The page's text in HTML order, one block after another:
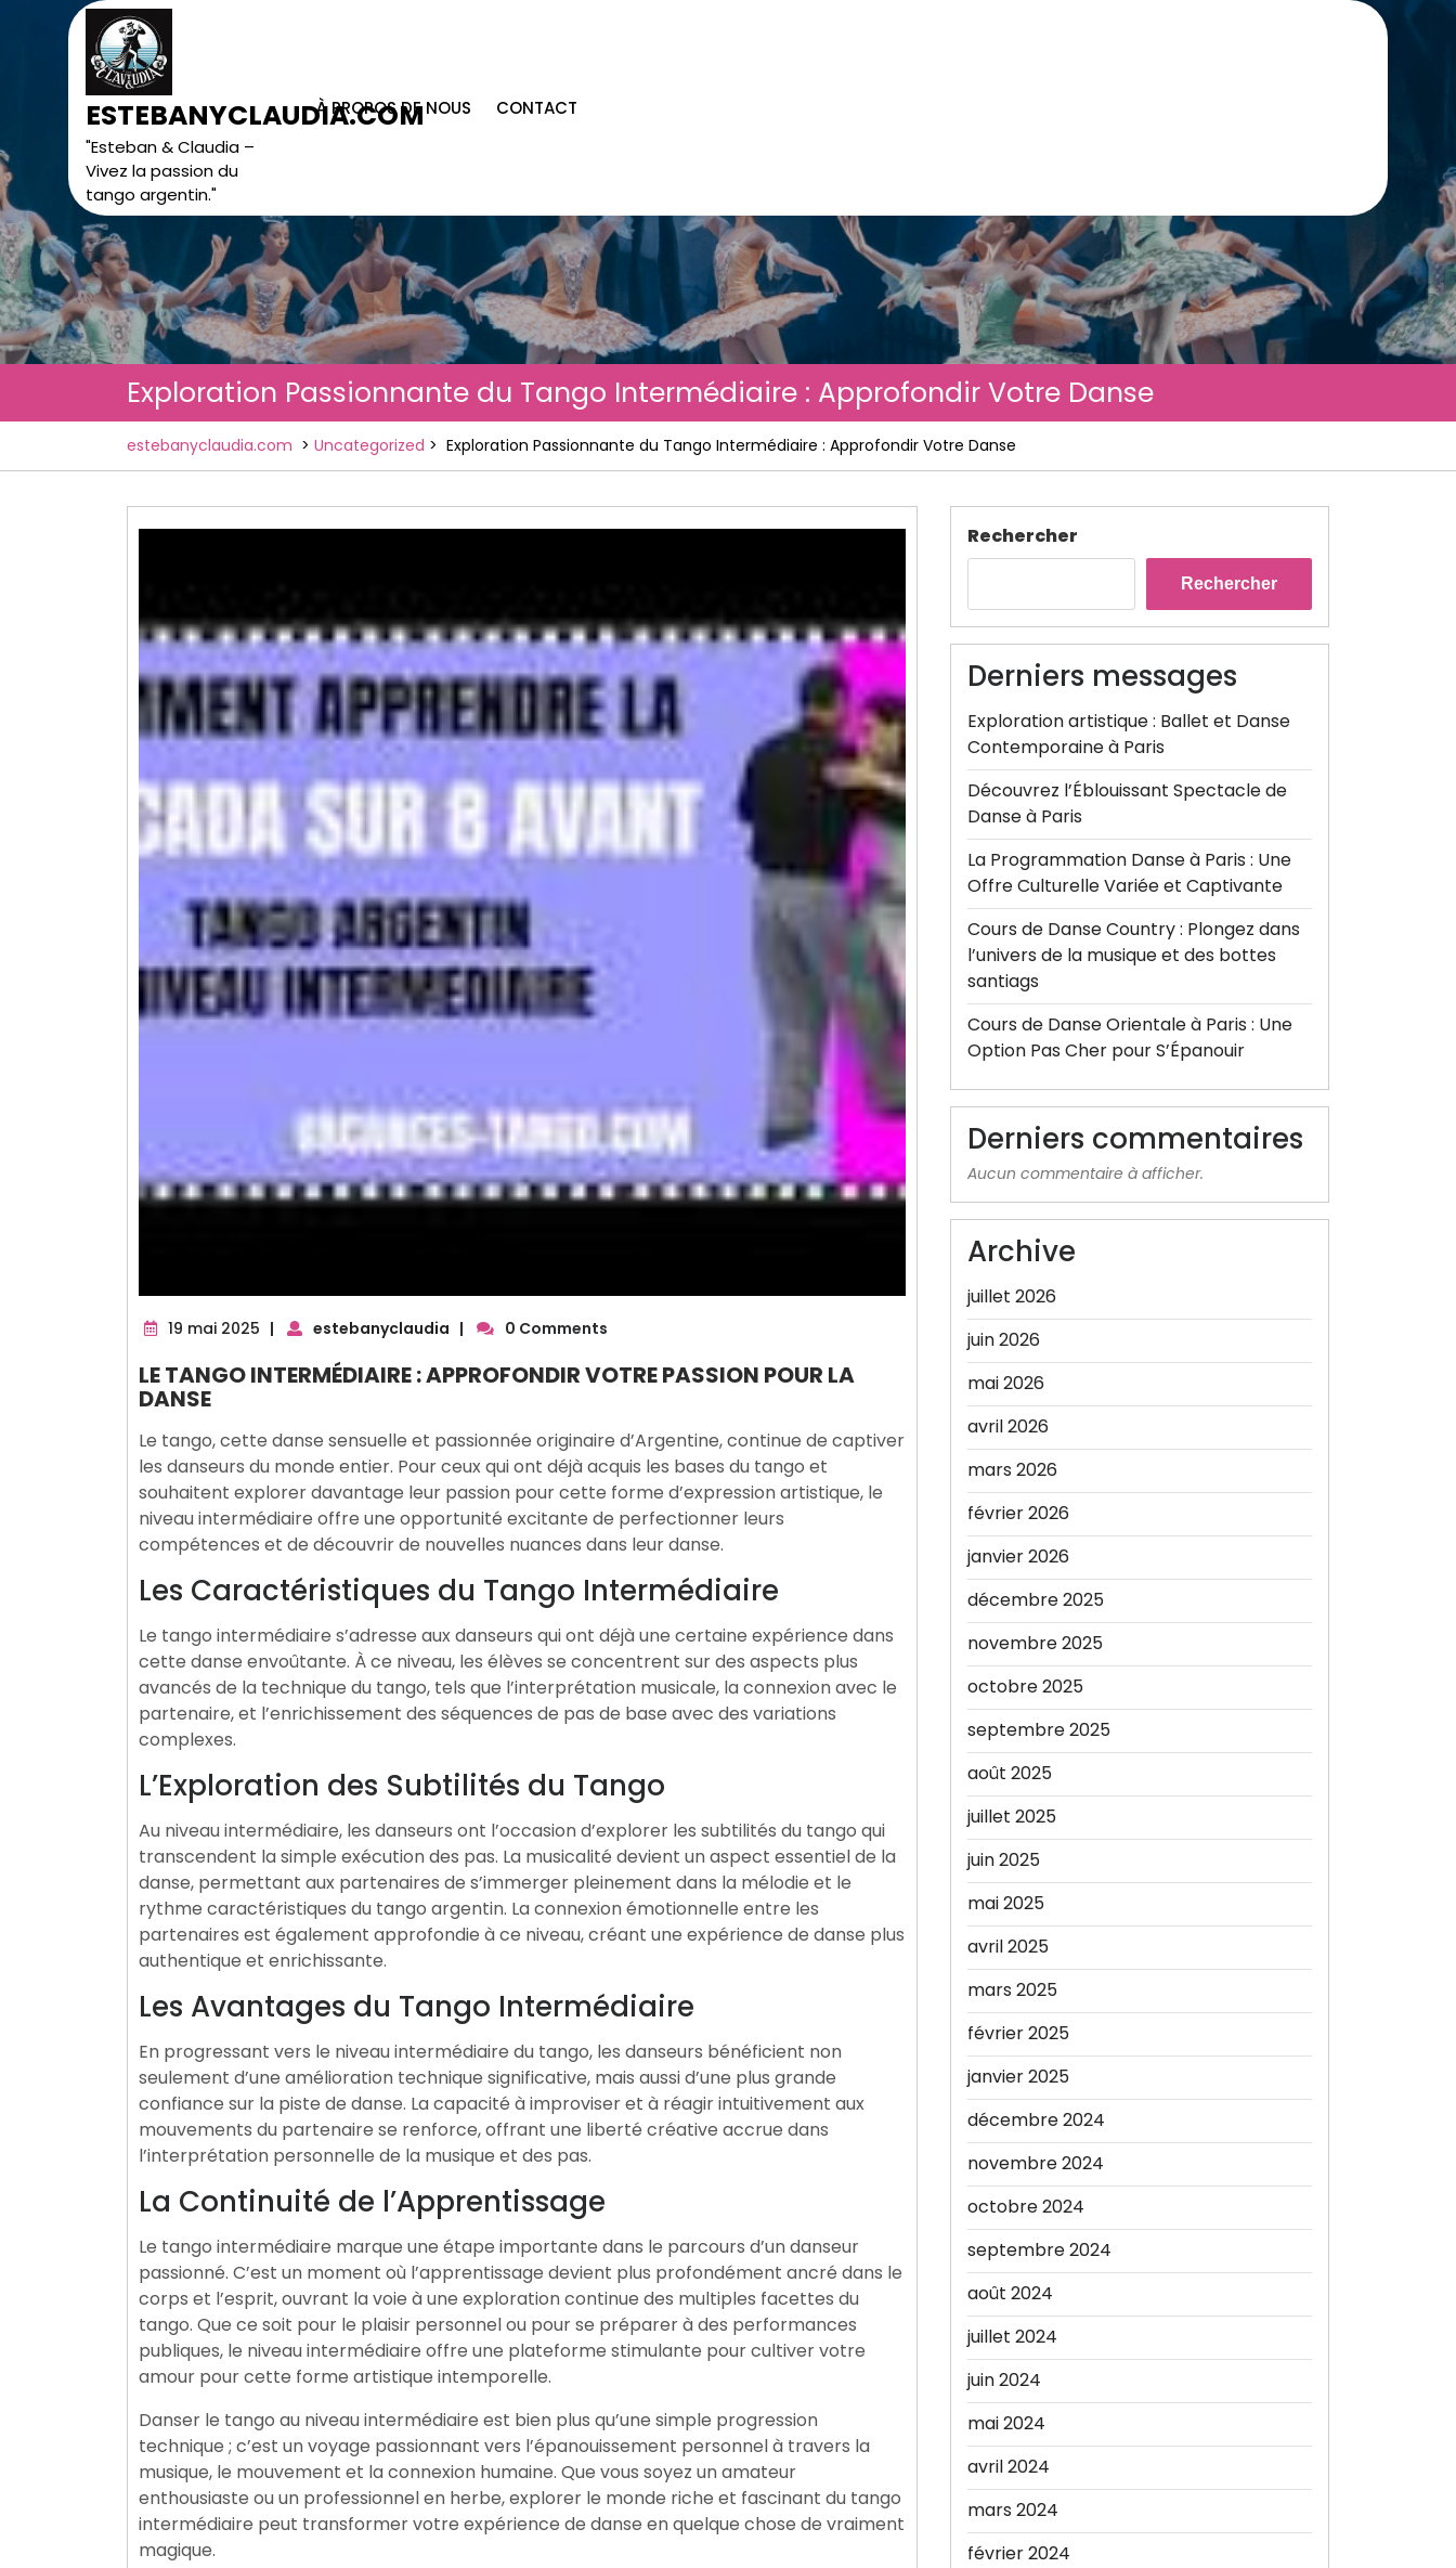
ESTEBANYCLAUDIA.COM
"Esteban & Claudia –
Vivez la passion du
tango argentin."
À PROPOS DE NOUS CONTACT
Exploration Passionnante du Tango Intermédiaire : Approfondir Votre Danse
estebanyclaudia.com > Uncategorized > Exploration Passionnante du Tango Intermédiaire : Approfondir Votre Danse
19 mai 2025 19
2025
| estebanyclaudia | 0 Comments
LE TANGO INTERMÉDIAIRE : APPROFONDIR VOTRE PASSION POUR LA
DANSE
Le tango, cette danse sensuelle et passionnée originaire d’Argentine, continue de captiver
les danseurs du monde entier. Pour ceux qui ont déjà acquis les bases du tango et
souhaitent explorer davantage leur passion pour cette forme d’expression artistique, le
niveau intermédiaire offre une opportunité excitante de perfectionner leurs
compétences et de découvrir de nouvelles nuances dans leur danse.
Les Caractéristiques du Tango Intermédiaire
Le tango intermédiaire s’adresse aux danseurs qui ont déjà une certaine expérience dans
cette danse envoûtante. À ce niveau, les élèves se concentrent sur des aspects plus
avancés de la technique du tango, tels que l’interprétation musicale, la connexion avec le
partenaire, et l’enrichissement des séquences de pas de base avec des variations
complexes.
L’Exploration des Subtilités du Tango
Au niveau intermédiaire, les danseurs ont l’occasion d’explorer les subtilités du tango qui
transcendent la simple exécution des pas. La musicalité devient un aspect essentiel de la
danse, permettant aux partenaires de s’immerger pleinement dans la mélodie et le
rythme caractéristiques du tango argentin. La connexion émotionnelle entre les
partenaires est également approfondie à ce niveau, créant une expérience de danse plus
authentique et enrichissante.
Les Avantages du Tango Intermédiaire
En progressant vers le niveau intermédiaire du tango, les danseurs bénéficient non
seulement d’une amélioration technique significative, mais aussi d’une plus grande
confiance sur la piste de danse. La capacité à improviser et à réagir intuitivement aux
mouvements du partenaire se renforce, offrant une liberté créative accrue dans
l’interprétation personnelle de la musique et des pas.
La Continuité de l’Apprentissage
Le tango intermédiaire marque une étape importante dans le parcours d’un danseur
passionné. C’est un moment où l’apprentissage devient plus profondément ancré dans le
corps et l’esprit, ouvrant la voie à une exploration continue des multiples facettes du
tango. Que ce soit pour le plaisir personnel ou pour se préparer à des performances
publiques, le niveau intermédiaire offre une plateforme stimulante pour cultiver votre
amour pour cette forme artistique intemporelle.
Danser le tango au niveau intermédiaire est bien plus qu’une simple progression
technique ; c’est un voyage passionnant vers l’épanouissement personnel à travers la
musique, le mouvement et la connexion humaine. Que vous soyez un amateur
enthousiaste ou un professionnel en herbe, explorer le monde riche et fascinant du tango
intermédiaire peut transformer votre expérience de danse en quelque chose de vraiment
magique.
Rechercher
Rechercher
Derniers messages
Exploration artistique : Ballet et Danse
Contemporaine à Paris
Découvrez l’Éblouissant Spectacle de
Danse à Paris
La Programmation Danse à Paris : Une
Offre Culturelle Variée et Captivante
Cours de Danse Country : Plongez dans
l’univers de la musique et des bottes
santiags
Cours de Danse Orientale à Paris : Une
Option Pas Cher pour S’Épanouir
Derniers commentaires
Aucun commentaire à afficher.
Archive
juillet 2026
juin 2026
mai 2026
avril 2026
mars 2026
février 2026
janvier 2026
décembre 2025
novembre 2025
octobre 2025
septembre 2025
août 2025
juillet 2025
juin 2025
mai 2025
avril 2025
mars 2025
février 2025
janvier 2025
décembre 2024
novembre 2024
octobre 2024
septembre 2024
août 2024
juillet 2024
juin 2024
mai 2024
avril 2024
mars 2024
février 2024